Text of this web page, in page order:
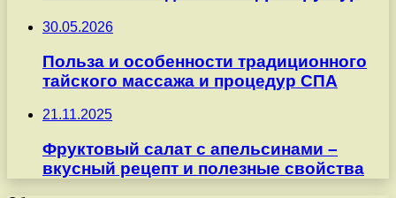
30.05.2026
Польза и особенности традиционного
тайского массажа и процедур СПА
21.11.2025
Фруктовый салат с апельсинами –
вкусный рецепт и полезные свойства